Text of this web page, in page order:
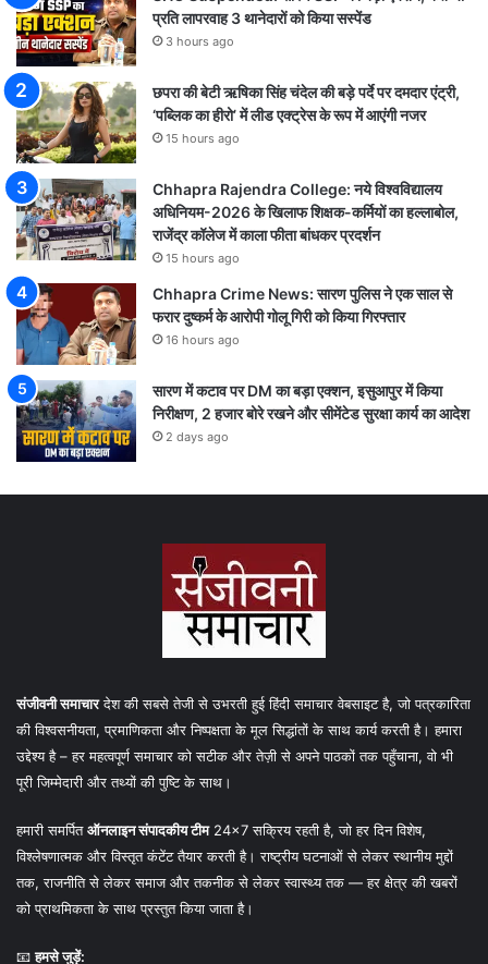
प्रति लापरवाह 3 थानेदारों को किया सस्पेंड
3 hours ago
छपरा की बेटी ऋषिका सिंह चंदेल की बड़े पर्दे पर दमदार एंट्री,
‘पब्लिक का हीरो’ में लीड एक्ट्रेस के रूप में आएंगी नजर
15 hours ago
Chhapra Rajendra College: नये विश्वविद्यालय
अधिनियम-2026 के खिलाफ शिक्षक-कर्मियों का हल्लाबोल,
राजेंद्र कॉलेज में काला फीता बांधकर प्रदर्शन
15 hours ago
Chhapra Crime News: सारण पुलिस ने एक साल से
फरार दुष्कर्म के आरोपी गोलू गिरी को किया गिरफ्तार
16 hours ago
सारण में कटाव पर DM का बड़ा एक्शन, इसुआपुर में किया
निरीक्षण, 2 हजार बोरे रखने और सीमेंटेड सुरक्षा कार्य का आदेश
2 days ago
संजीवनी समाचारदेश की सबसे तेजी से उभरती हुई हिंदी समाचार वेबसाइट है, जो पत्रकारिता
की विश्वसनीयता, प्रमाणिकता और निष्पक्षता के मूल सिद्धांतों के साथ कार्य करती है। हमारा
उद्देश्य है – हर महत्वपूर्ण समाचार को सटीक और तेज़ी से अपने पाठकों तक पहुँचाना, वो भी
पूरी जिम्मेदारी और तथ्यों की पुष्टि के साथ।
हमारी समर्पितऑनलाइन संपादकीय टीम24×7 सक्रिय रहती है, जो हर दिन विशेष,
विश्लेषणात्मक और विस्तृत कंटेंट तैयार करती है। राष्ट्रीय घटनाओं से लेकर स्थानीय मुद्दों
तक, राजनीति से लेकर समाज और तकनीक से लेकर स्वास्थ्य तक — हर क्षेत्र की खबरों
को प्राथमिकता के साथ प्रस्तुत किया जाता है।
📧हमसे जुड़ें: